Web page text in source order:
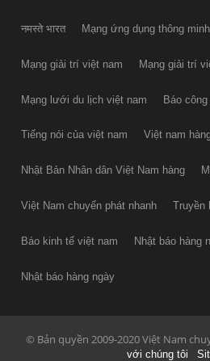
नमस्ते भारत Mạng ứng dụng thông minh
Mạng giải trí việt nam Mạng giải trí
Mạng lưới du lịch việt nam Báo
Tiếng nói của việt nam Việt nam
Nhật Bản Nhân dân Việt Nam hàng
Việt Nam chuyển phát nhanh Truyền
Báo kinh tế việt nam Nhật báo hàng
Nhật báo hàng ngày
© Bản quyền 2009-2020 Việt Nam
với chúng tôi